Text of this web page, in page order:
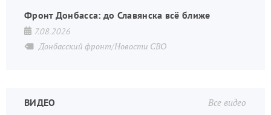
Фронт Донбасса: до Славянска всё ближе
7.08.2026
Донбасский фронт/Новости СВО
Все видео
ВИДЕО